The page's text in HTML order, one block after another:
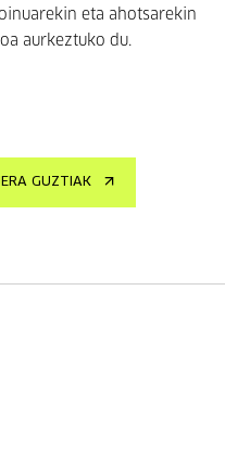
eta ahotsarekin
aurkeztuko du.
GUZTIAK